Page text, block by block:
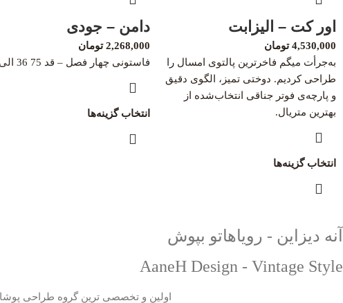
اور کت – الیزابت
4,530,000 تومان
به‌جرأت میگم فاخرترین پالتوی امسال را
طراحی کردیم. دوختی تمیز، الگوی دقیق
و پارچه‌ی فوتر جناقی انتخاب‌شده از
بهترین متریال.
انتخاب گزینه‌ها
دامن – جودی
2,268,000 تومان
فاستونی چهار فصل – قد 75 36 الی 44
انتخاب گزینه‌ها
آنه دیزاین - رویاهاتو بپوش
AaneH Design - Vintage Style
اولین و تخصصی ترین گروه طراحی